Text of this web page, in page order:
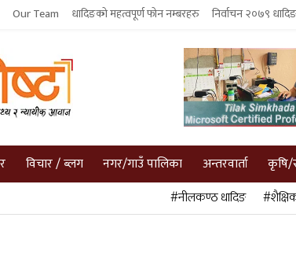
Our Team धादिङको महत्वपूर्ण फोन नम्बरहरु निर्वाचन २०७९ धादिङ
विचार / ब्लग नगर/गाउँ पालिका अन्तरवार्ता कृषि/
#नीलकण्ठ धादिङ